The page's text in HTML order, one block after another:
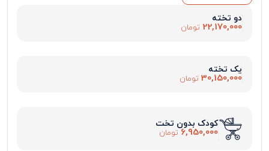
دو تخته
22,170,000 تومان
یک تخته
30,150,000 تومان
کودک بدون تخت
6,950,000 تومان